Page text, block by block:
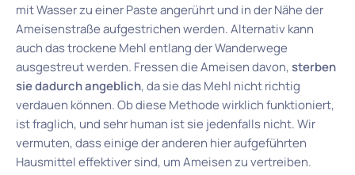
mit Wasser zu einer Paste angerührt und in der Nähe der
Ameisenstraße aufgestrichen werden. Alternativ kann
auch das trockene Mehl entlang der Wanderwege
ausgestreut werden. Fressen die Ameisen davon, sterben
sie dadurch angeblich, da sie das Mehl nicht richtig
verdauen können. Ob diese Methode wirklich funktioniert,
ist fraglich, und sehr human ist sie jedenfalls nicht. Wir
vermuten, dass einige der anderen hier aufgeführten
Hausmittel effektiver sind, um Ameisen zu vertreiben.